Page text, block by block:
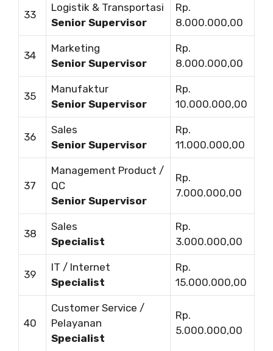
33
Logistik & Transportasi
Senior Supervisor
Rp.
8.000.000,00
34
Marketing
Senior Supervisor
Rp.
8.000.000,00
35
Manufaktur
Senior Supervisor
Rp.
10.000.000,00
36
Sales
Senior Supervisor
Rp.
11.000.000,00
37
Management Product /
QC
Senior Supervisor
Rp.
7.000.000,00
38
Sales
Specialist
Rp.
3.000.000,00
39
IT / Internet
Specialist
Rp.
15.000.000,00
40
Customer Service /
Pelayanan
Specialist
Rp.
5.000.000,00